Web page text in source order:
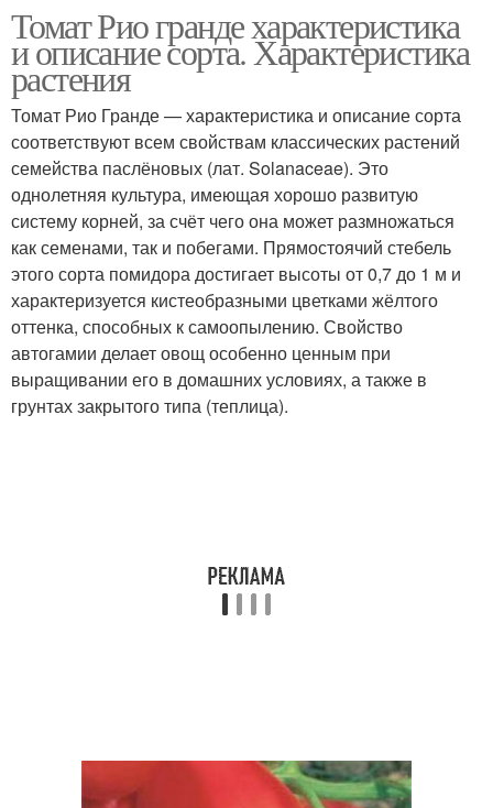
Томат Рио гранде характеристика
и описание сорта. Характеристика
растения
Томат Рио Гранде — характеристика и описание сорта
соответствуют всем свойствам классических растений
семейства паслёновых (лат. Solanaceae). Это
однолетняя культура, имеющая хорошо развитую
систему корней, за счёт чего она может размножаться
как семенами, так и побегами. Прямостоячий стебель
этого сорта помидора достигает высоты от 0,7 до 1 м и
характеризуется кистеобразными цветками жёлтого
оттенка, способных к самоопылению. Свойство
автогамии делает овощ особенно ценным при
выращивании его в домашних условиях, а также в
грунтах закрытого типа (теплица).